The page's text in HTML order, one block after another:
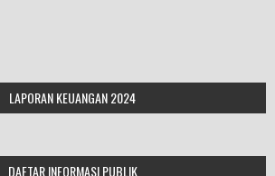
LAPORAN KEUANGAN 2024
DAFTAR INFORMASI PUBLIK